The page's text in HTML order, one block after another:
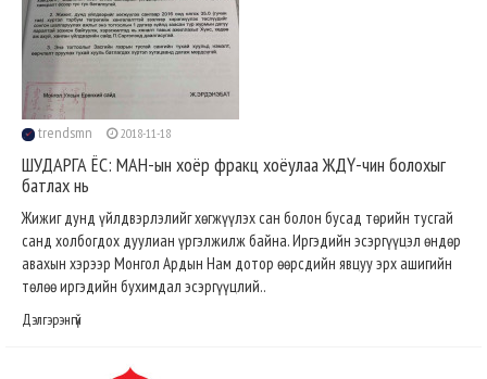
trendsmn 2018-11-18
ШУДАРГА ЁС: МАН-ын хоёр фракц хоёулаа ЖДҮ-чин болохыг
батлах нь
Жижиг дунд үйлдвэрлэлийг хөгжүүлэх сан болон бусад төрийн тусгай
санд холбогдох дуулиан үргэлжилж байна. Иргэдийн эсэргүүцэл өндөр
авахын хэрээр Монгол Ардын Нам дотор өөрсдийн явцуу эрх ашигийн
төлөө иргэдийн бухимдал эсэргүүцлий..
Дэлгэрэнгүй